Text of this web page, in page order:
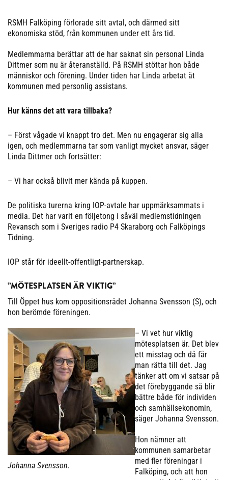
RSMH Falköping förlorade sitt avtal, och därmed sitt
ekonomiska stöd, från kommunen under ett års tid.
Medlemmarna berättar att de har saknat sin personal Linda
Dittmer som nu är återanställd. På RSMH stöttar hon både
människor och förening. Under tiden har Linda arbetat åt
kommunen med personlig assistans.
Hur känns det att vara tillbaka?
– Först vågade vi knappt tro det. Men nu engagerar sig alla
igen, och medlemmarna tar som vanligt mycket ansvar, säger
Linda Dittmer och fortsätter:
– Vi har också blivit mer kända på kuppen.
De politiska turerna kring IOP-avtale har uppmärksammats i
media. Det har varit en följetong i såväl medlemstidningen
Revansch som i Sveriges radio P4 Skaraborg och Falköpings
Tidning.
IOP står för ideellt-offentligt-partnerskap.
”MÖTESPLATSEN ÄR VIKTIG”
Till Öppet hus kom oppositionsrådet Johanna Svensson (S), och
hon berömde föreningen.
Johanna Svensson.
– Vi vet hur viktig
mötesplatsen är. Det blev
ett misstag och då får
man rätta till det. Jag
tänker att om vi satsar på
det förebyggande så blir
bättre både för individen
och samhällsekonomin,
säger Johanna Svensson.
Hon nämner att
kommunen samarbetar
med fler föreningar i
Falköping, och att hon